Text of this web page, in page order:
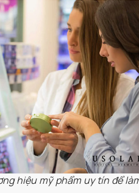
hiệu mỹ phẩm uy tín để